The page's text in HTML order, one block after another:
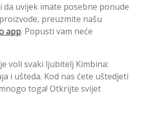
da uvijek imate posebne ponude
preuzmite našu
app. Popusti vam neće
voli svaki ljubitelj Kimbina:
i ušteda. Kod nas ćete uštedjeti
toga! Otkrijte svijet